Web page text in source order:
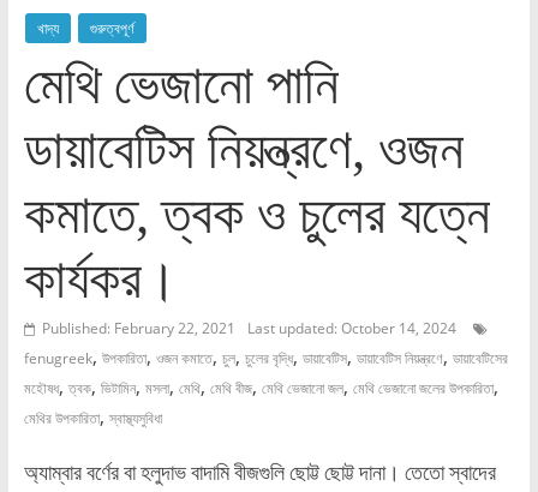
খাদ্য গুরুত্বপূর্ণ
মেথি ভেজানো পানি
ডায়াবেটিস নিয়ন্ত্রণে, ওজন
কমাতে, ত্বক ও চুলের যত্নে
কার্যকর।
Published: February 22, 2021
Last updated: October 14, 2024
fenugreek, উপকারিতা, ওজন কমাতে, চুল, চুলের বৃদ্ধি, ডায়াবেটিস, ডায়াবেটিস নিয়ন্ত্রণে, ডায়াবেটিসের
মহৌষধ,ত্বক, ভিটামিন, মসলা, মেথি, মেথি বীজ, মেথি ভেজানো জল, মেথি ভেজানো জলের উপকারিতা,
মেথির উপকারিতা, স্বাস্থ্যসুবিধা
অ্যাম্বার বর্ণের বা হলুদাভ বাদামি বীজগুলি ছোট্ট ছোট্ট দানা। তেতো স্বাদের